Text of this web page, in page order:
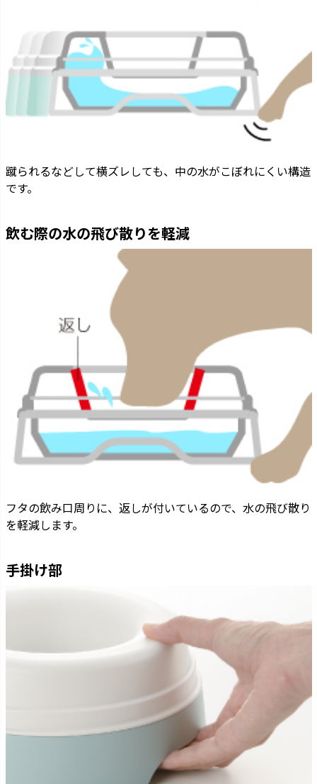
蹴られるなどして横ズレしても、中の水がこぼれにくい構造
です。
飲む際の水の飛び散りを軽減
フタの飲み口周りに、返しが付いているので、水の飛び散り
を軽減します。
手掛け部